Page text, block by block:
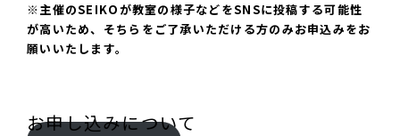
※主催のSEIKOが教室の様子などをSNSに投稿する可能性
が高いため、そちらをご了承いただける方のみお申込みをお
願いいたします。
お申し込みについて